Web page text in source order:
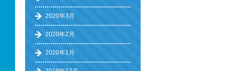
2020年3月
2020年2月
2020年1月